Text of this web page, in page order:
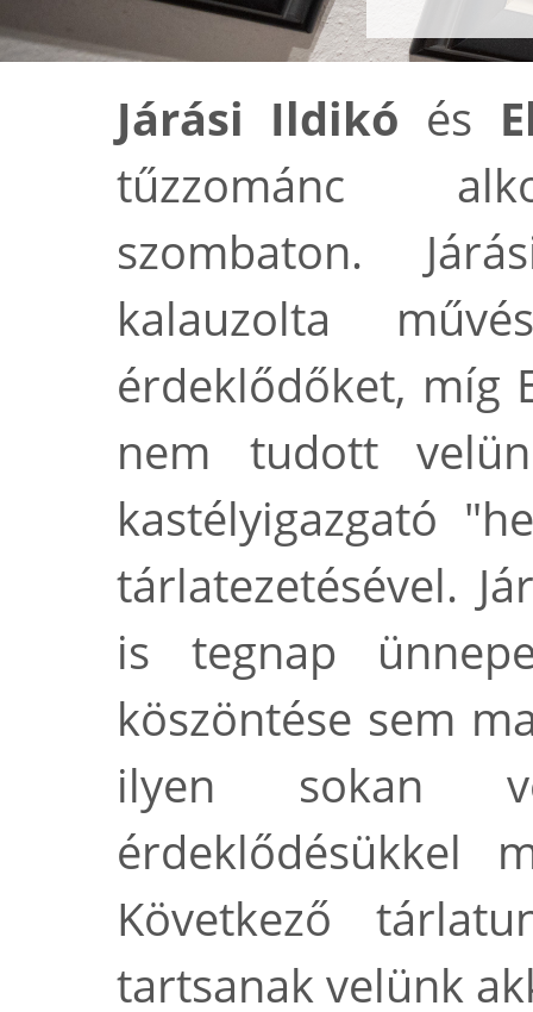
Járási Ildikó és
tűzzománc
szombaton.
kalauzolta
érdeklődőket, míg
nem tudott
kastélyigazgató
tárlatezetésével.
is tegnap
köszöntése sem
ilyen sokan
érdeklődésükkel
Következő
tartsanak velünk